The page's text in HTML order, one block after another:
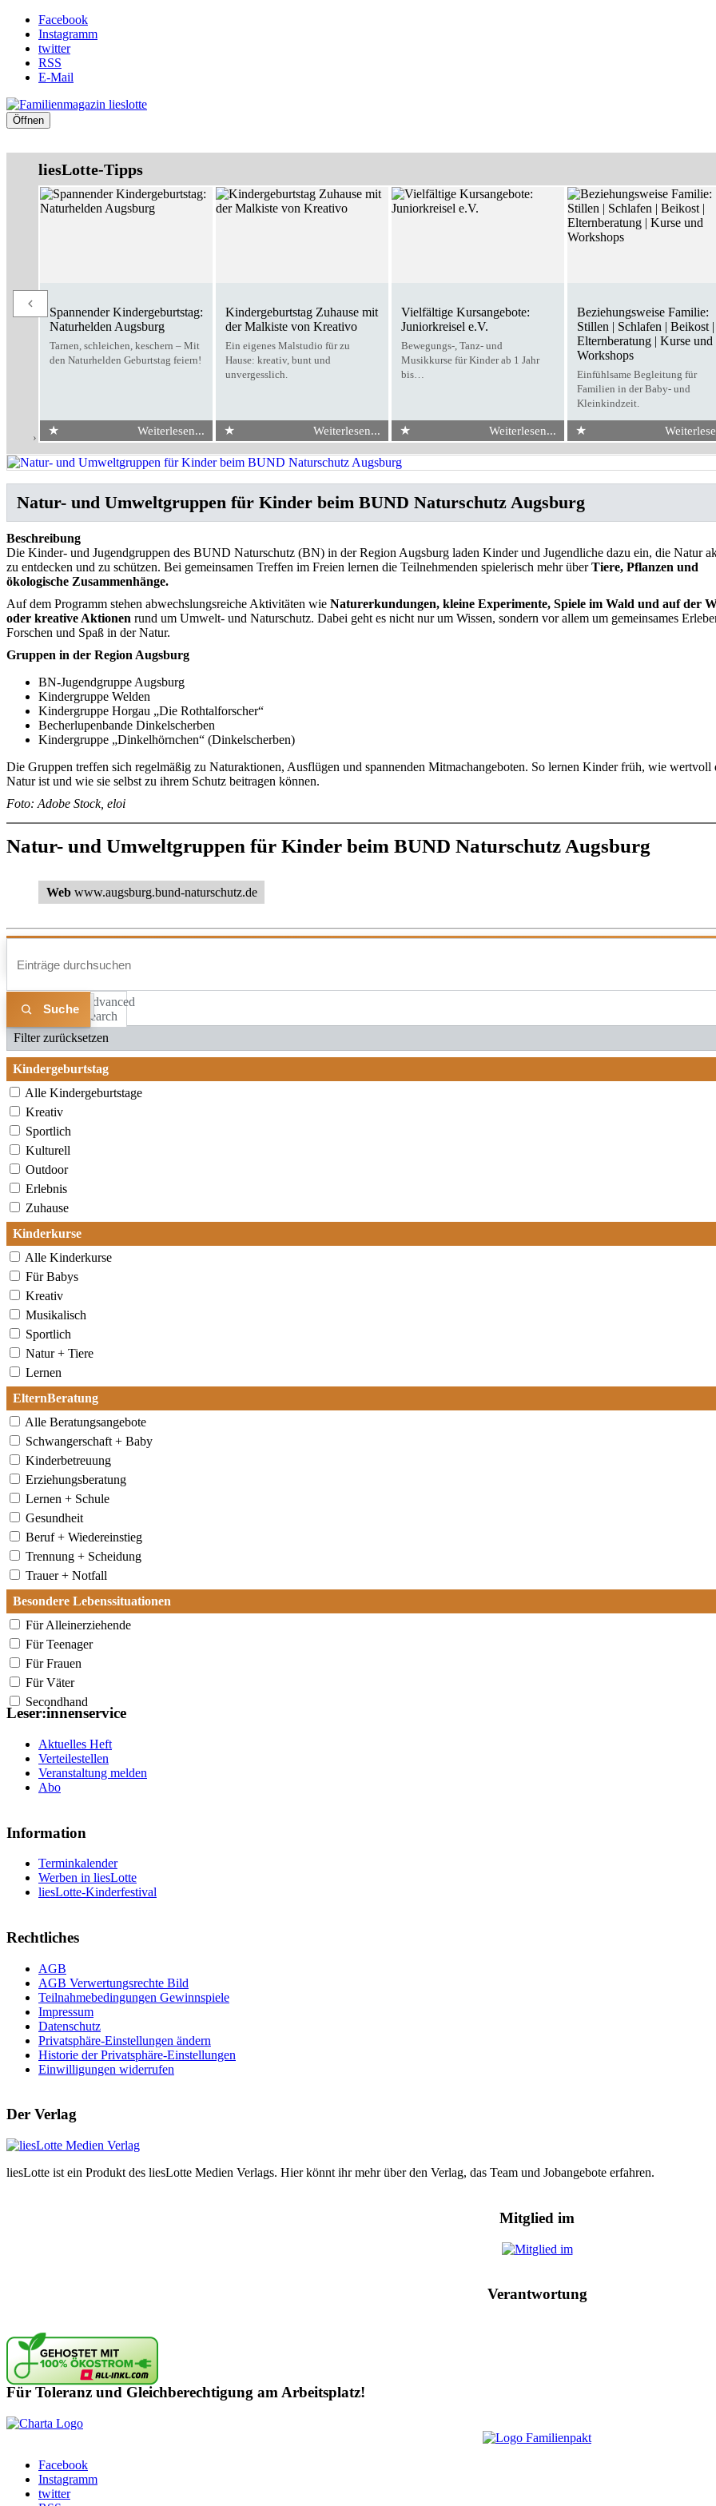
Facebook
Instagramm
twitter
RSS
E-Mail
Öffnen
liesLotte-Tipps
Spannender Kindergeburtstag:
Naturhelden Augsburg
Tarnen, schleichen, keschern – Mit
den Naturhelden Geburtstag feiern!
★ Weiterlesen...
Kindergeburtstag Zuhause mit
der Malkiste von Kreativo
Ein eigenes Malstudio für zu
Hause: kreativ, bunt und
unvergesslich.
★ Weiterlesen...
Vielfältige Kursangebote:
Juniorkreisel e.V.
Bewegungs-, Tanz- und
Musikkurse für Kinder ab 1 Jahr
bis…
★ Weiterlesen...
Beziehungsweise Familie:
Stillen | Schlafen | Beikost |
Elternberatung | Kurse und
Workshops
Einfühlsame Begleitung für
Familien in der Baby- und
Kleinkindzeit.
★
› Natur- und Umweltgruppen für Kinder beim BUND Naturschutz Augsburg
Natur- und Umweltgruppen für Kinder beim BUND Naturschutz Augsburg
Beschreibung
Die Kinder- und Jugendgruppen des BUND Naturschutz (BN) in der Region Augsburg laden Kinder und Jugendliche dazu ein, die Natur
zu entdecken und zu schützen. Bei gemeinsamen Treffen im Freien lernen die Teilnehmenden spielerisch mehr überTiere, Pflanzen und
ökologische Zusammenhänge.
Auf dem Programm stehen abwechslungsreiche Aktivitäten wie Naturerkundungen, kleine Experimente, Spiele im Wald und auf der
oder kreative Aktionen rund um Umwelt- und Naturschutz. Dabei geht es nicht nur um Wissen, sondern vor allem um gemeinsames
Forschen und Spaß in der Natur.
Gruppen in der Region Augsburg
BN-Jugendgruppe Augsburg
Kindergruppe Welden
Kindergruppe Horgau „Die Rothtalforscher“
Becherlupenbande Dinkelscherben
Kindergruppe „Dinkelhörnchen“ (Dinkelscherben)
Die Gruppen treffen sich regelmäßig zu Naturaktionen, Ausflügen und spannenden Mitmachangeboten. So lernen Kinder früh, wie wertvoll
Natur ist und wie sie selbst zu ihrem Schutz beitragen können.
Foto: Adobe Stock, eloi
Natur- und Umweltgruppen für Kinder beim BUND Naturschutz Augsburg
Web www.augsburg.bund-naturschutz.de
Advanced
Search
Liste Karte
Filter zurücksetzen
Kindergeburtstag
Alle Kindergeburtstage
Kreativ
Sportlich
Kulturell
Outdoor
Erlebnis
Zuhause
Kinderkurse
Alle Kinderkurse
Für Babys
Kreativ
Musikalisch
Sportlich
Natur + Tiere
Lernen
ElternBeratung
Alle Beratungsangebote
Schwangerschaft + Baby
Kinderbetreuung
Erziehungsberatung
Lernen + Schule
Gesundheit
Beruf + Wiedereinstieg
Trennung + Scheidung
Trauer + Notfall
Besondere Lebenssituationen
Für Alleinerziehende
Für Teenager
Für Frauen
Für Väter
Secondhand
Leser:innenservice
Aktuelles Heft
Verteilestellen
Veranstaltung melden
Abo
Information
Terminkalender
Werben in liesLotte
liesLotte-Kinderfestival
Rechtliches
AGB
AGB Verwertungsrechte Bild
Teilnahmebedingungen Gewinnspiele
Impressum
Datenschutz
Privatsphäre-Einstellungen ändern
Historie der Privatsphäre-Einstellungen
Einwilligungen widerrufen
Der Verlag
liesLotte ist ein Produkt des liesLotte Medien Verlags. Hier könnt ihr mehr über den Verlag, das Team und Jobangebote erfahren.
Mitglied im
Verantwortung
Für Toleranz und Gleichberechtigung am Arbeitsplatz!
Facebook
Instagramm
twitter